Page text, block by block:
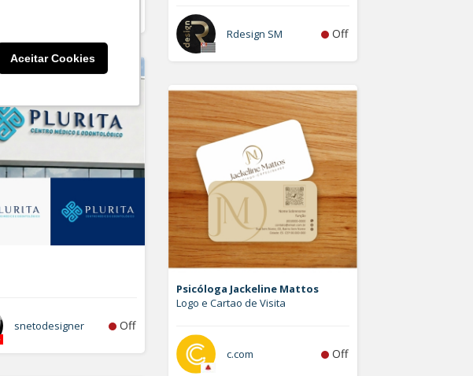
Aceitar Cookies
Rdesign SM Off
snetodesigner Off
Psicóloga Jackeline Mattos
Logo e Cartao de Visita
c.com Off